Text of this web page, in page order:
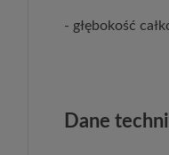
- głębokość
Dane